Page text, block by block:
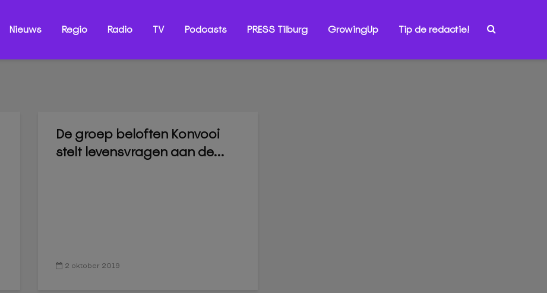
Nieuws Regio Radio TV Podcasts PRESS Tilburg GrowingUp Tip de redactie!
De groep beloften Konvooi
stelt levensvragen aan de...
2 oktober 2019